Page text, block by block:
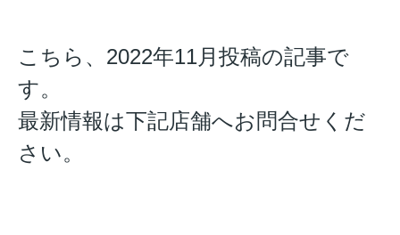
こちら、2022年11月投稿の記事で
す。
最新情報は下記店舗へお問合せくだ
さい。